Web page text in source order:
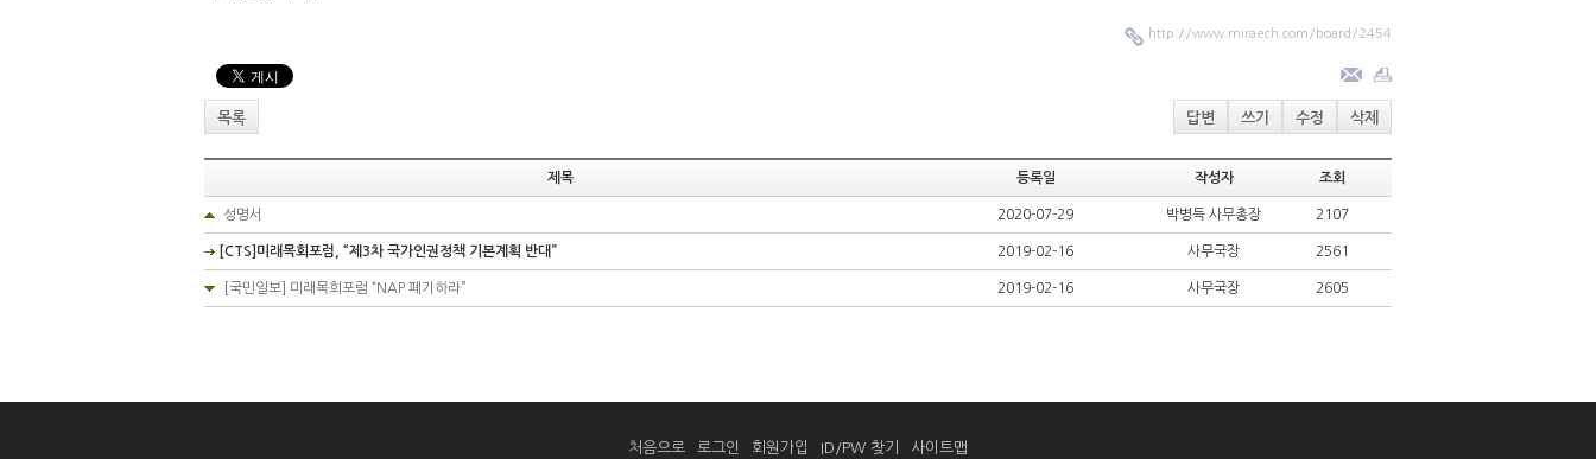
http://www.miraech.com/board/2454
목록 답변 쓰기 수정 삭제
제목 등록일 작성자 조회
성명서 2020-07-29 박병득 사무총장 2107
[CTS]미래목회포럼, “제3차 국가인권정책 기본계획 반대” 2019-02-16 사무국장 2561
[국민일보] 미래목회포럼 “NAP 폐기하라” 2019-02-16 사무국장 2605
처음으로 로그인 회원가입 ID/PW 찾기 사이트맵